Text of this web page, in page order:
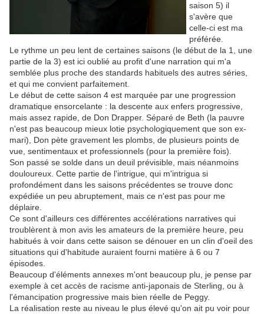
saison 5) il
s'avère que
celle-ci est ma
préférée.
Le rythme un peu lent de certaines saisons (le début de la 1, une
partie de la 3) est ici oublié au profit d'une narration qui m'a
semblée plus proche des standards habituels des autres séries,
et qui me convient parfaitement.
Le début de cette saison 4 est marquée par une progression
dramatique ensorcelante : la descente aux enfers progressive,
mais assez rapide, de Don Drapper. Séparé de Beth (la pauvre
n'est pas beaucoup mieux lotie psychologiquement que son ex-
mari), Don pète gravement les plombs, de plusieurs points de
vue, sentimentaux et professionnels (pour la première fois).
Son passé se solde dans un deuil prévisible, mais néanmoins
douloureux. Cette partie de l'intrigue, qui m'intrigua si
profondément dans les saisons précédentes se trouve donc
expédiée un peu abruptement, mais ce n'est pas pour me
déplaire.
Ce sont d'ailleurs ces différentes accélérations narratives qui
troublèrent à mon avis les amateurs de la première heure, peu
habitués à voir dans cette saison se dénouer en un clin d'oeil des
situations qui d'habitude auraient fourni matière à 6 ou 7
épisodes.
Beaucoup d'éléments annexes m'ont beaucoup plu, je pense par
exemple à cet accès de racisme anti-japonais de Sterling, ou à
l'émancipation progressive mais bien réelle de Peggy.
La réalisation reste au niveau le plus élevé qu'on ait pu voir pour